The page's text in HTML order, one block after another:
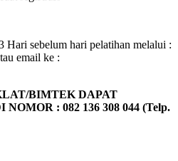
Hari sebelum hari pelatihan melalui :
email ke :
BIMTEK DAPAT
: 082 136 308 044 (Telp.